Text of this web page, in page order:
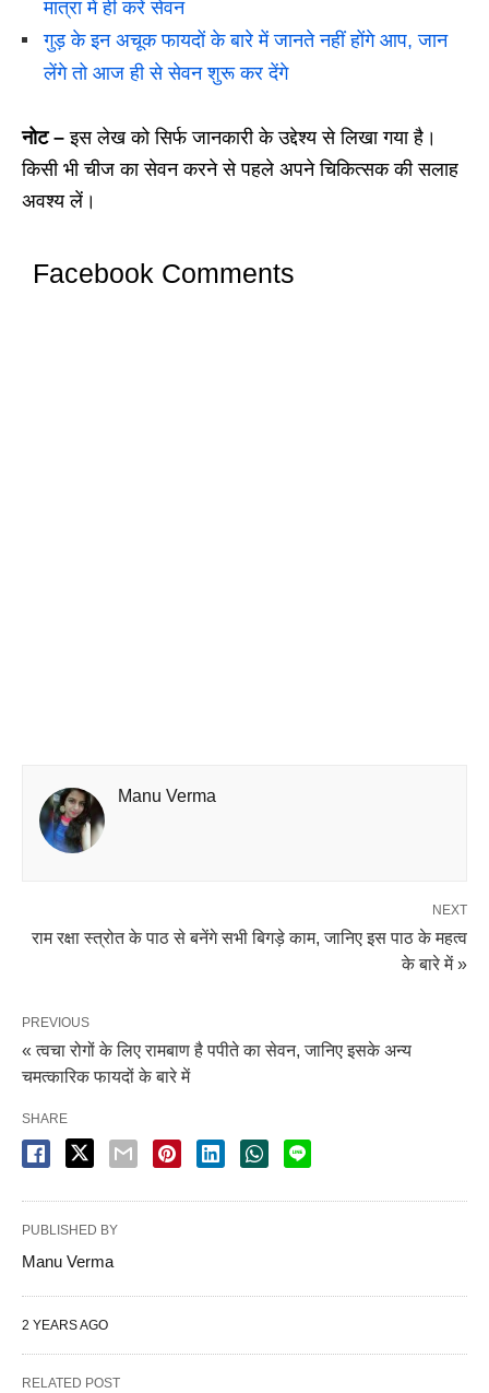
मात्रा में ही करें सेवन
गुड़ के इन अचूक फायदों के बारे में जानते नहीं होंगे आप, जान
लेंगे तो आज ही से सेवन शुरू कर देंगे
नोट –इस लेख को सिर्फ जानकारी के उद्देश्य से लिखा गया है।
किसी भी चीज का सेवन करने से पहले अपने चिकित्सक की सलाह
अवश्य लें।
Facebook Comments
Manu Verma
NEXT
राम रक्षा स्त्रोत के पाठ से बनेंगे सभी बिगड़े काम, जानिए इस पाठ के महत्व
के बारे में »
PREVIOUS
« त्वचा रोगों के लिए रामबाण है पपीते का सेवन, जानिए इसके अन्य
चमत्कारिक फायदों के बारे में
SHARE
PUBLISHED BY
Manu Verma
2 YEARS AGO
RELATED POST